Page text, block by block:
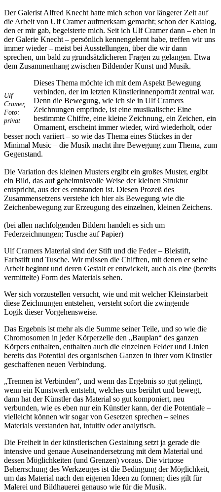
Uli Rothfuss
Harald Schwiers
Buchbesprechungen von Harald Schwiers
Haralds Streifzüge
Hörtipps von Harald Schwiers
Kunstausflüge mit Sigrid Balke
Marc Peschke – Out of The Länd
Buchtipps von Uli Rothfuss
Hausbesuche
Frederick D. Bunsen – Kunst
Bildergeschichten von Jürgen Linde und Dietmar
Zankel
Kunsttheorie: Kunstführer und Flugschwein
Kunst geht weiter.
Der Galerist Alfred Knecht hatte mich schon vor längerer Zeit auf
die Arbeit von Ulf Cramer aufmerksam gemacht; schon der Katalog,
den er mir gab, begeisterte mich. Seit ich Ulf Cramer dann – eben in
der Galerie Knecht – persönlich kennengelernt habe, treffen wir uns
immer wieder – meist bei Ausstellungen, über die wir dann
sprechen, um bald zu grundsätzlicheren Fragen zu gelangen. Etwa
dem Zusammenhang zwischen Bildender Kunst und Musik.
Ulf
Cramer,
Foto:
privat
Dieses Thema möchte ich mit dem Aspekt Bewegung
verbinden, der im letzten Künstlerinnenporträt zentral war.
Denn die Bewegung, wie ich sie in Ulf Cramers
Zeichnungen empfinde, ist eine musikalische: Eine
bestimmte Chiffre, eine kleine Zeichnung, ein Zeichen, ein
Ornament, erscheint immer wieder, wird wiederholt, oder
besser noch variiert – so wie das Thema eines Stückes in der
Minimal Music – die Musik macht ihre Bewegung zum Thema, zum
Gegenstand.
Die Variation des kleinen Musters ergibt ein großes Muster, ergibt
ein Bild, das auf geheimnisvolle Weise der kleinen Struktur
entspricht, aus der es entstanden ist. Diesen Prozeß des
Zusammensetzens verstehe ich hier als Bewegung wie die
Zeichenbewegung zur Erzeugung des einzelnen, kleinen Zeichens.
(bei allen nachfolgenden Bildern handelt es sich um
Federzeichnungen; Tusche auf Papier)
Ulf Cramers Material sind der Stift und die Feder – Bleistift,
Farbstift und Tusche. Wir müssen die Chiffren, mit denen er seine
Arbeit beginnt und deren Gestalt er entwickelt, auch als eine (bereits
vermittelte) Form des Materials sehen.
Wer sich vorzustellen versucht, wie und mit welcher Kleinstarbeit
diese Zeichnungen entstehen, versteht sofort die zwingende
Logik dieser Vorgehensweise.
Das Ergebnis ist mehr als die Summe seiner Teile, und so wie die
Chromosomen in jeder Körperzelle den „Bauplan“ des ganzen
Körpers enthalten, enthalten auch die einzelnen Felder und Linien
bereits das Potential des organischen Ganzen in ihrer vom Künstler
geschaffenen neuen Verbindung.
„Trennen ist Verbinden“, und wenn das Ergebnis so gut gelingt,
wenn ein Kunstwerk entsteht, welches uns berührt und bewegt,
dann hat der Künstler das Material so gut komponiert, neu
verbunden, wie es eben nur ein Künstler kann, der die Potentiale –
vielleicht können wir sogar von Gesetzen sprechen – seines
Materials verstanden hat, intuitiv oder analytisch.
Die Freiheit in der künstlerischen Gestaltung setzt ja gerade die
intensive und genaue Auseinandersetzung mit dem Material und
dessen Möglichkeiten (und Grenzen) voraus. Die virtuose
Beherrschung des Werkzeuges ist die Bedingung der Möglichkeit,
um das Material nach den eigenen Ideen zu formen; dies gilt für
Malerei und Bildhauerei genauso wie für die Musik.